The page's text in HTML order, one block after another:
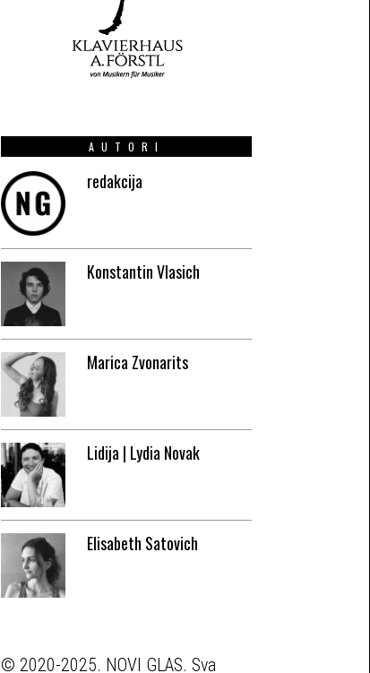
AUTORI
redakcija
Konstantin Vlasich
Marica Zvonarits
Lidija | Lydia Novak
Elisabeth Satovich
© 2020-2025. NOVI GLAS. Sva